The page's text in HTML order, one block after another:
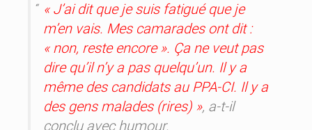
« J’ai dit que je suis fatigué que je
m’en vais. Mes camarades ont dit :
« non, reste encore ». Ça ne veut pas
dire qu’il n’y a pas quelqu’un. Il y a
même des candidats au PPA-CI. Il y a
des gens malades (rires) », a-t-il
conclu avec humour.